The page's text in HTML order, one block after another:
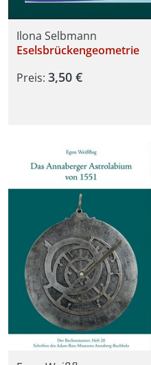
Ilona Selbmann
Eselsbrückengeometrie
Preis: 3,50 €